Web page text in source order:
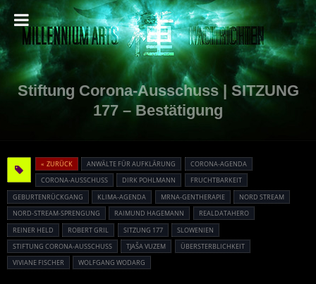
Stiftung Corona-Ausschuss | SITZUNG
177 – Bestätigung
« ZURÜCK ANWÄLTE FÜR AUFKLÄRUNG
CORONA-AGENDA
CORONA-AUSSCHUSS
DIRK POHLMANN
FRUCHTBARKEIT
GEBURTENRÜCKGANG
KLIMA-AGENDA MRNA-GENTHERAPIE
NORD STREAM
NORD-STREAM-SPRENGUNG
RAIMUND HAGEMANN
REALDATAHERO
REINER HELD
ROBERT GRIL SITZUNG 177
SLOWENIEN
STIFTUNG CORONA-AUSSCHUSS
TJAŠA VUZEM
ÜBERSTERBLICHKEIT
VIVIANE FISCHER
WOLFGANG WODARG